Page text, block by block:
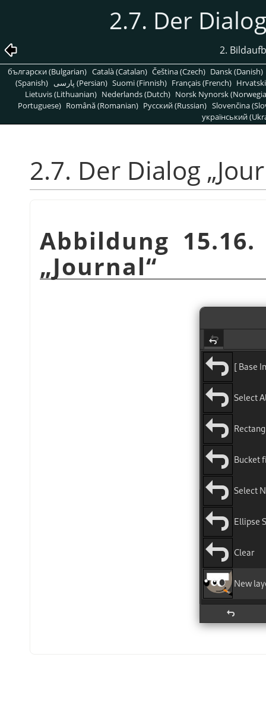
2.7. Der
2.
български (Bulgarian) Català (Catalan) Čeština (Czech) Dansk (Danish)
(Spanish)
پارسی (Persian) Suomi (Finnish) Français (French)
Lietuvis (Lithuanian) Nederlands (Dutch) Norsk Nynorsk
Portuguese) Română (Romanian) Pусский (Russian) Slovenčina
український
2.7. Der Dialog „
Abbildung
„Journal“